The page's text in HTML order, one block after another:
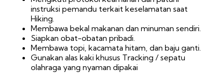
instruksi pemandu terkait keselamatan saat
Hiking.
Membawa bekal makanan dan minuman sendiri.
Siapkan obat-obatan pribadi.
Membawa topi, kacamata hitam, dan baju ganti.
Gunakan alas kaki khusus Tracking / sepatu
olahraga yang nyaman dipakai